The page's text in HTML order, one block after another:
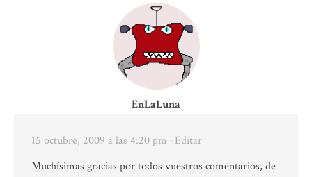
EnLaLuna
15 octubre, 2009 a las 4:20 pm · Editar
Muchísimas gracias por todos vuestros comentarios, de